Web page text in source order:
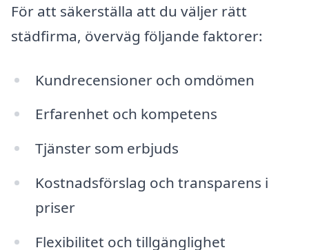
För att säkerställa att du väljer rätt
städfirma, överväg följande faktorer:
Kundrecensioner och omdömen
Erfarenhet och kompetens
Tjänster som erbjuds
Kostnadsförslag och transparens i
priser
Flexibilitet och tillgänglighet